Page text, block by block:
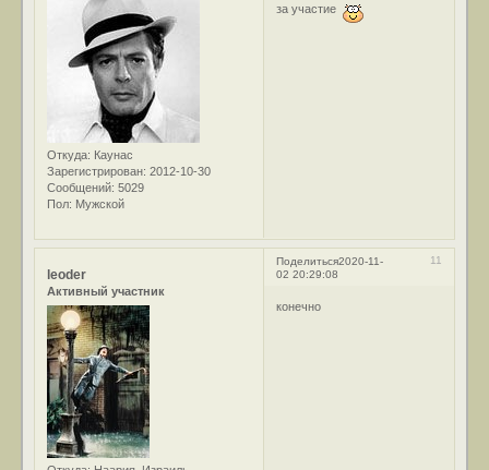
Откуда: Каунас
Зарегистрирован: 2012-10-30
Сообщений: 5029
Пол: Мужской
за участие
Поделиться 11
2020-11-
02 20:29:08
leoder
Активный участник
конечно